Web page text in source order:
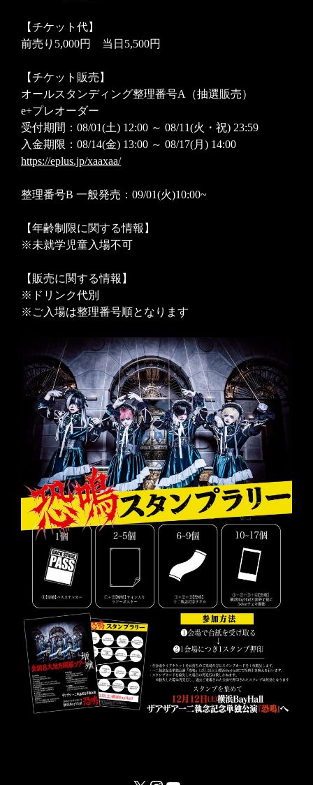
【チケット代】
前売り5,000円 当日5,500円
【チケット販売】
オールスタンディング整理番号A（抽選販売）
e+プレオーダー
受付期間：08/01(土) 12:00 ～ 08/11(火・祝) 23:59
入金期限：08/14(金) 13:00 ～ 08/17(月) 14:00
https://eplus.jp/xaaxaa/
整理番号B 一般発売：09/01(火)10:00~
【年齢制限に関する情報】
※未就学児童入場不可
【販売に関する情報】
※ドリンク代別
※ご入場は整理番号順となります